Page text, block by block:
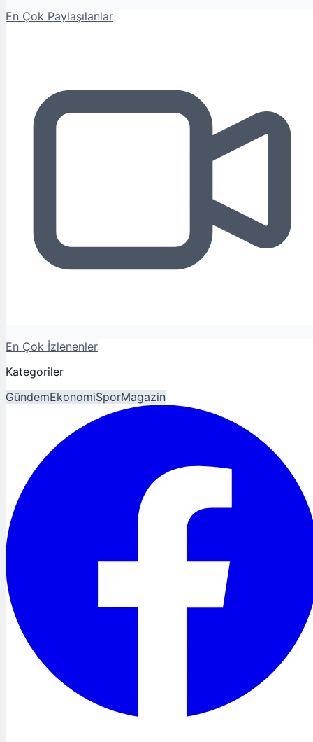
En Çok Paylaşılanlar
En Çok İzlenenler
Kategoriler
GündemEkonomiSporMagazin